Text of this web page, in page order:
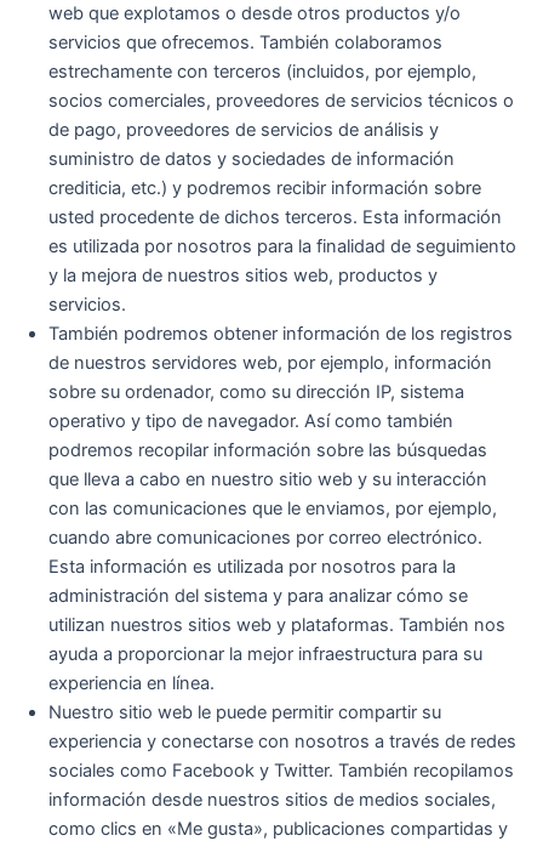
web que explotamos o desde otros productos y/o
servicios que ofrecemos. También colaboramos
estrechamente con terceros (incluidos, por ejemplo,
socios comerciales, proveedores de servicios técnicos o
de pago, proveedores de servicios de análisis y
suministro de datos y sociedades de información
crediticia, etc.) y podremos recibir información sobre
usted procedente de dichos terceros. Esta información
es utilizada por nosotros para la finalidad de seguimiento
y la mejora de nuestros sitios web, productos y
servicios.
También podremos obtener información de los registros
de nuestros servidores web, por ejemplo, información
sobre su ordenador, como su dirección IP, sistema
operativo y tipo de navegador. Así como también
podremos recopilar información sobre las búsquedas
que lleva a cabo en nuestro sitio web y su interacción
con las comunicaciones que le enviamos, por ejemplo,
cuando abre comunicaciones por correo electrónico.
Esta información es utilizada por nosotros para la
administración del sistema y para analizar cómo se
utilizan nuestros sitios web y plataformas. También nos
ayuda a proporcionar la mejor infraestructura para su
experiencia en línea.
Nuestro sitio web le puede permitir compartir su
experiencia y conectarse con nosotros a través de redes
sociales como Facebook y Twitter. También recopilamos
información desde nuestros sitios de medios sociales,
como clics en «Me gusta», publicaciones compartidas y